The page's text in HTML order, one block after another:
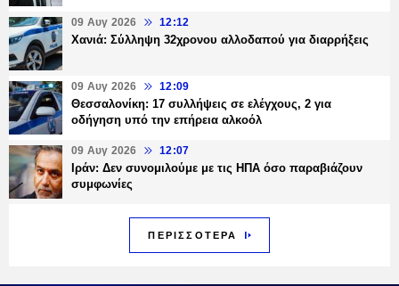
09 Αυγ 2026 12:12
Χανιά: Σύλληψη 32χρονου αλλοδαπού για διαρρήξεις
09 Αυγ 2026 12:09
Θεσσαλονίκη: 17 συλλήψεις σε ελέγχους, 2 για
οδήγηση υπό την επήρεια αλκοόλ
09 Αυγ 2026 12:07
Ιράν: Δεν συνομιλούμε με τις ΗΠΑ όσο παραβιάζουν
συμφωνίες
ΠΕΡΙΣΣΟΤΕΡΑ